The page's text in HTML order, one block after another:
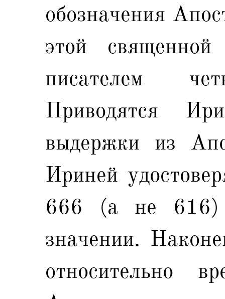
обозначения
этой
писателем
Приводятся
выдержки из
Ириней
666 (а не 616)
значении.
относительно